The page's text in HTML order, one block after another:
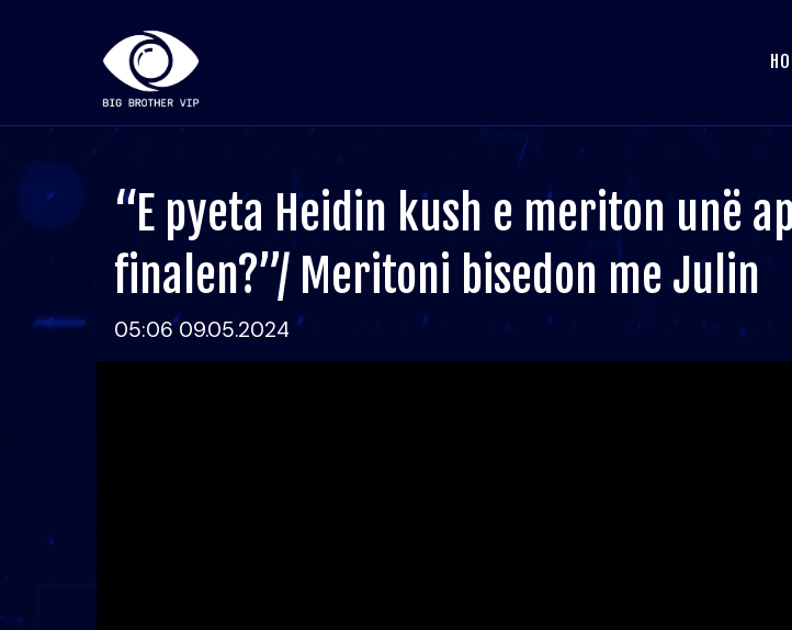
“E pyeta Heidin kush e meriton unë
finalen?”/ Meritoni bisedon me Julin
05:06 09.05.2024